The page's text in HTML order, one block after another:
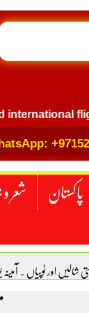
flight
پاکستان شعر
شالیں اور ٹوپیاں . آمینہ
محمد اسامہ مہر(ملتان )